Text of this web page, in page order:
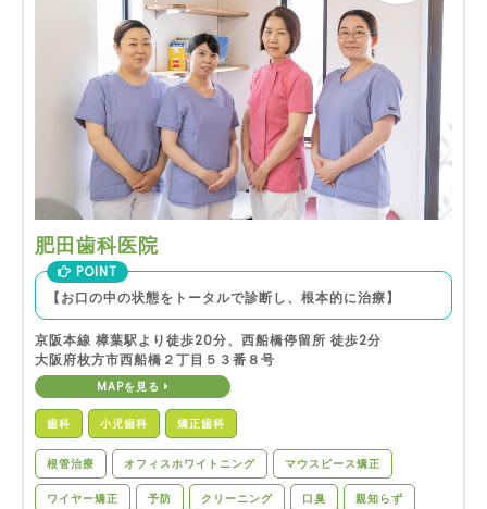
肥田歯科医院
POINT
【お口の中の状態をトータルで診断し、根本的に治療】
京阪本線 樟葉駅より徒歩20分、西船橋停留所 徒歩2分
大阪府枚方市西船橋２丁目５３番８号
MAPを見る
歯科 小児歯科 矯正歯科
根管治療 オフィスホワイトニング マウスピース矯正
ワイヤー矯正 予防 クリーニング 口臭 親知らず